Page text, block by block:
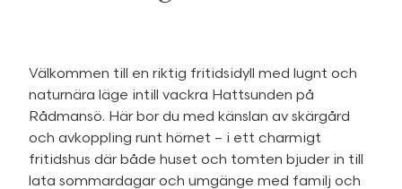
Välkommen till en riktig fritidsidyll med lugnt och
naturnära läge intill vackra Hattsunden på
Rådmansö. Här bor du med känslan av skärgård
och avkoppling runt hörnet – i ett charmigt
fritidshus där både huset och tomten bjuder in till
lata sommardagar och umgänge med familj och